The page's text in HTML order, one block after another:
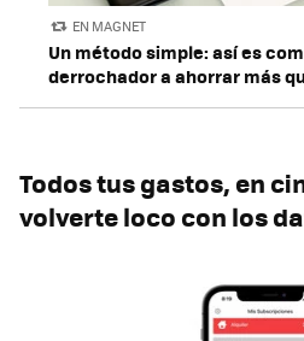
EN MAGNET
Un método simple: así es
derrochador a ahorrar más
Todos tus gastos, en
volverte loco con los